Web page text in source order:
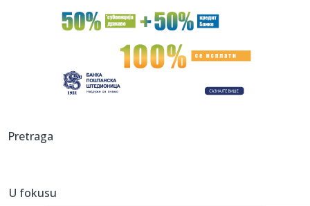
23:21:ČUKARIČKI MENJA DNK: Jakšić donosi revoluciju – „Želim d...
Potop u Dominikanskoj Republici: Troje mrtvih, 30.000 ljudi
22:59:Stanivuković: Tražili smo dogovor oko TV debate, a dobili
22:59:
Pretraga
U fokusu